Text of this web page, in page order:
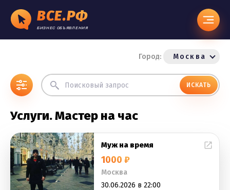
ВСЕ.РФ
БИЗНЕС ОБЪЯВЛЕНИЯ
Город: Москва
ИСКАТЬ
Услуги. Мастер на час
Муж на время
1000 ₽
Москва
30.06.2026 в 22:00